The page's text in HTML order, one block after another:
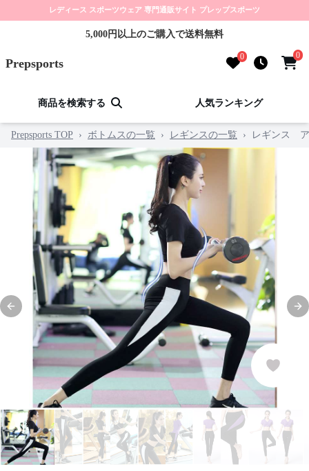
レディース スポーツウェア 専門通販サイト プレップスポーツ
5,000円以上のご購入で送料無料
Prepsports 0 0
商品を検索する 人気ランキング
Prepsports TOP › ボトムスの一覧 › レギンスの一覧 › レギンス ア
Previous slide